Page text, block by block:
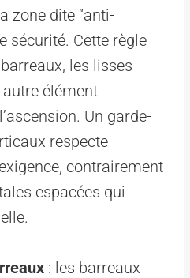
zone dite “anti-
sécurité. Cette règle
les lisses
élément
Un garde-
respecte
contrairement
espacées qui
: les barreaux